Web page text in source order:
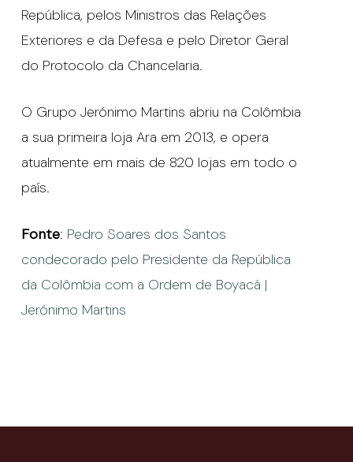
República, pelos Ministros das Relações
Exteriores e da Defesa e pelo Diretor Geral
do Protocolo da Chancelaria.
O Grupo Jerónimo Martins abriu na Colômbia
a sua primeira loja Ara em 2013, e opera
atualmente em mais de 820 lojas em todo o
país.
Fonte: Pedro Soares dos Santos
condecorado pelo Presidente da República
da Colômbia com a Ordem de Boyacá |
Jerónimo Martins